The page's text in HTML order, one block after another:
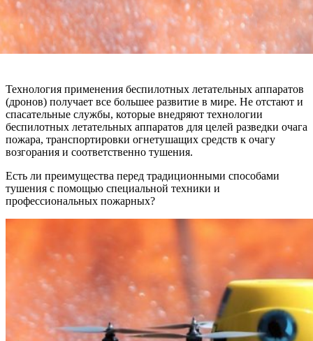
Технология применения беспилотных летательных аппаратов
(дронов) получает все большее развитие в мире. Не отстают и
спасательные службы, которые внедряют технологии
беспилотных летательных аппаратов для целей разведки очага
пожара, транспортировки огнетушащих средств к очагу
возгорания и соответственно тушения.
Есть ли преимущества перед традиционными способами
тушения с помощью специальной техники и
профессиональных пожарных?